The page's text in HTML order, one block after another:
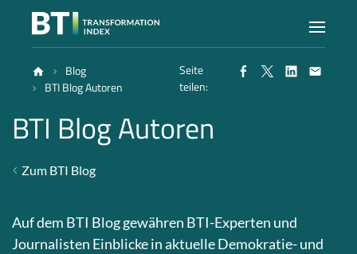
Index
Atlas
Methode
Blog
BTI Blog Autoren
Seite
teilen:
BTI Blog Autoren
Zum BTI Blog
Auf dem BTI Blog gewähren BTI-Experten und
Journalisten Einblicke in aktuelle Demokratie- und